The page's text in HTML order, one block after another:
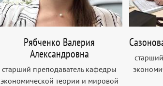
Рябченко Валерия
Александровна
старший преподаватель кафедры
экономической теории и мировой